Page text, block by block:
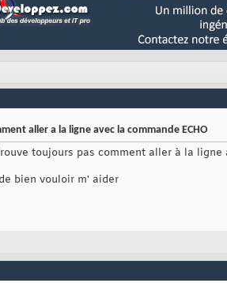
aller a la ligne avec la commande ECHO
toujours pas comment aller à la
bien vouloir m' aider